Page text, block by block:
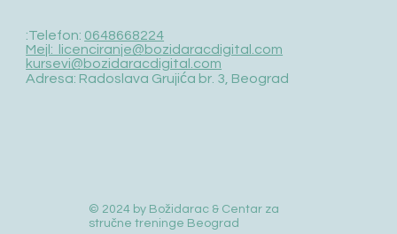
© 2024 by Božidarac & Centar za
stručne treninge Beograd
:Telefon: 0648668224
Mejl: licenciranje@bozidaracdigital.com
kursevi@bozidaracdigital.com
Adresa: Radoslava Grujića br. 3, Beograd